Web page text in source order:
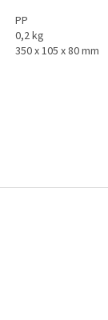
PP
0,2 kg
350 x 105 x 80 mm